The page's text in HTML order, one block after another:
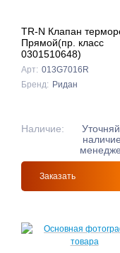
TR-N Клапан
Прямой(пр. класс
0301510648)
Арт: 013G7016R
Бренд: Ридан
Наличие:
Заказать